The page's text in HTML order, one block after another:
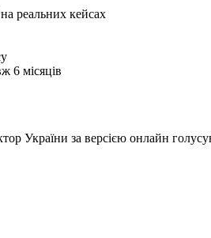
реальних кейсах
6 місяців
України за версією онлайн